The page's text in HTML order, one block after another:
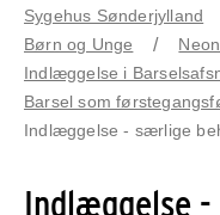
Sygehus Sønderjylland
Børn og Unge
Indlæggelse i
Barsel som
Indlæggelse - særlige
Indlæggelse